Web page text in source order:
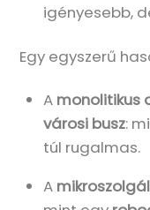
igényesebb,
Egy egyszerű
A monolitikus
városi busz:
túl rugalmas.
A